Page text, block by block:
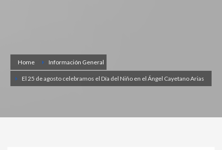
Home Información General
El 25 de agosto celebramos el Día del Niño en el Ángel Cayetano Arias